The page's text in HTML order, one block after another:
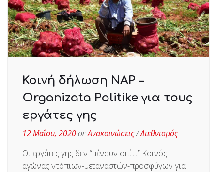
Κοινή δήλωση ΝΑΡ –
Organizata Politike για τους
εργάτες γης
12 Μαΐου, 2020σεΑνακοινώσεις/Διεθνισμός
Οι εργάτες γης δεν “μένουν σπίτι” Κοινός
αγώνας ντόπιων-μεταναστών-προσφύγων για